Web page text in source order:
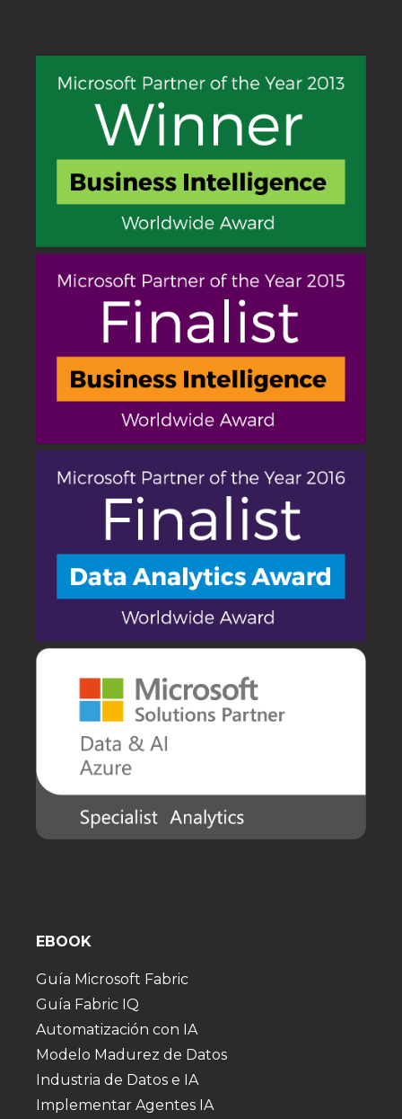
EBOOK
Guía Microsoft Fabric
Guía Fabric IQ
Automatización con IA
Modelo Madurez de Datos
Industria de Datos e IA
Implementar Agentes IA